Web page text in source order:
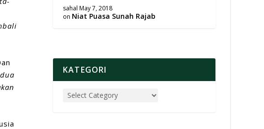
sahal May 7, 2018
on Niat Puasa Sunah Rajab
KATEGORI